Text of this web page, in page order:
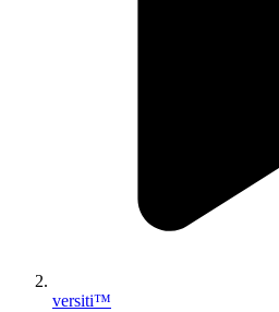
versiti™